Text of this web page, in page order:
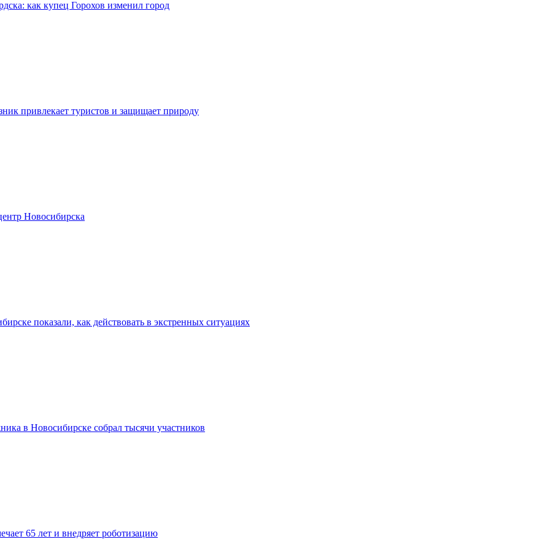
как купец Горохов изменил город
привлекает туристов и защищает природу
Новосибирска
показали, как действовать в экстренных ситуациях
в Новосибирске собрал тысячи участников
65 лет и внедряет роботизацию